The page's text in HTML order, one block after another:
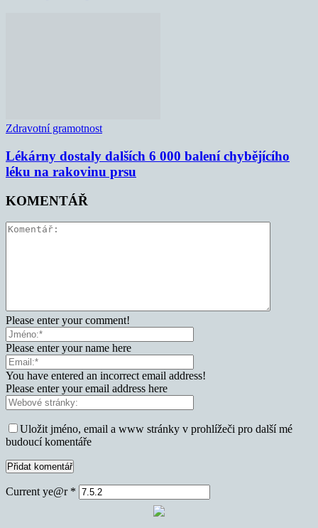
Zdravotní gramotnost
Lékárny dostaly dalších 6 000 balení chybějícího
léku na rakovinu prsu
KOMENTÁŘ
Please enter your comment!
Please enter your name here
You have entered an incorrect email address!
Please enter your email address here
Uložit jméno, email a www stránky v prohlížeči pro další mé
budoucí komentáře
Current ye@r *